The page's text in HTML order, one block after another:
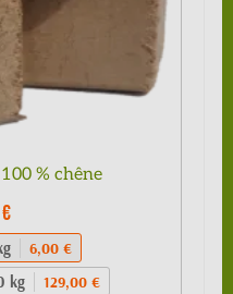
% chêne
6,00 €
kg 129,00 €